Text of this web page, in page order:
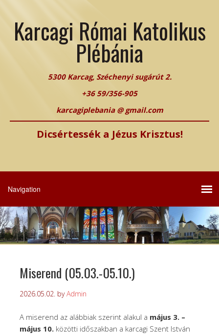
Karcagi Római Katolikus
Plébánia
5300 Karcag, Széchenyi sugárút 2.
+36 59/356-905
karcagiplebania @ gmail.com
Dicsértessék a Jézus Krisztus!
Miserend (05.03.-05.10.)
2026.05.02. byAdmin
A miserend az alábbiak szerint alakul a május 3. –
május 10. közötti időszakban a karcagi Szent István